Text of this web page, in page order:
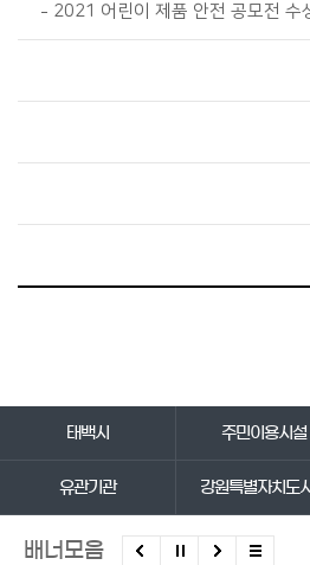
2021 어린이 제품 안전 공모전 수
태백시 주민이용시설
유관기관 강원특별자치도
배너모음